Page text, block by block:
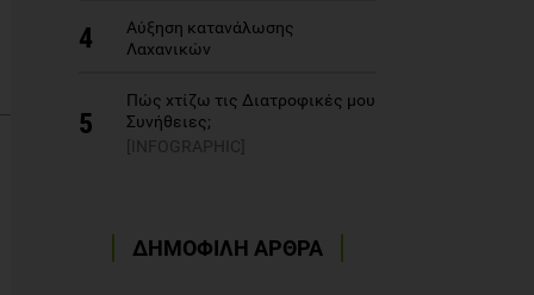
4
Αύξηση κατανάλωσης
Λαχανικών
5
Πώς χτίζω τις Διατροφικές μου
Συνήθειες;
[INFOGRAPHIC]
ΔΗΜΟΦΙΛΗ ΑΡΘΡΑ